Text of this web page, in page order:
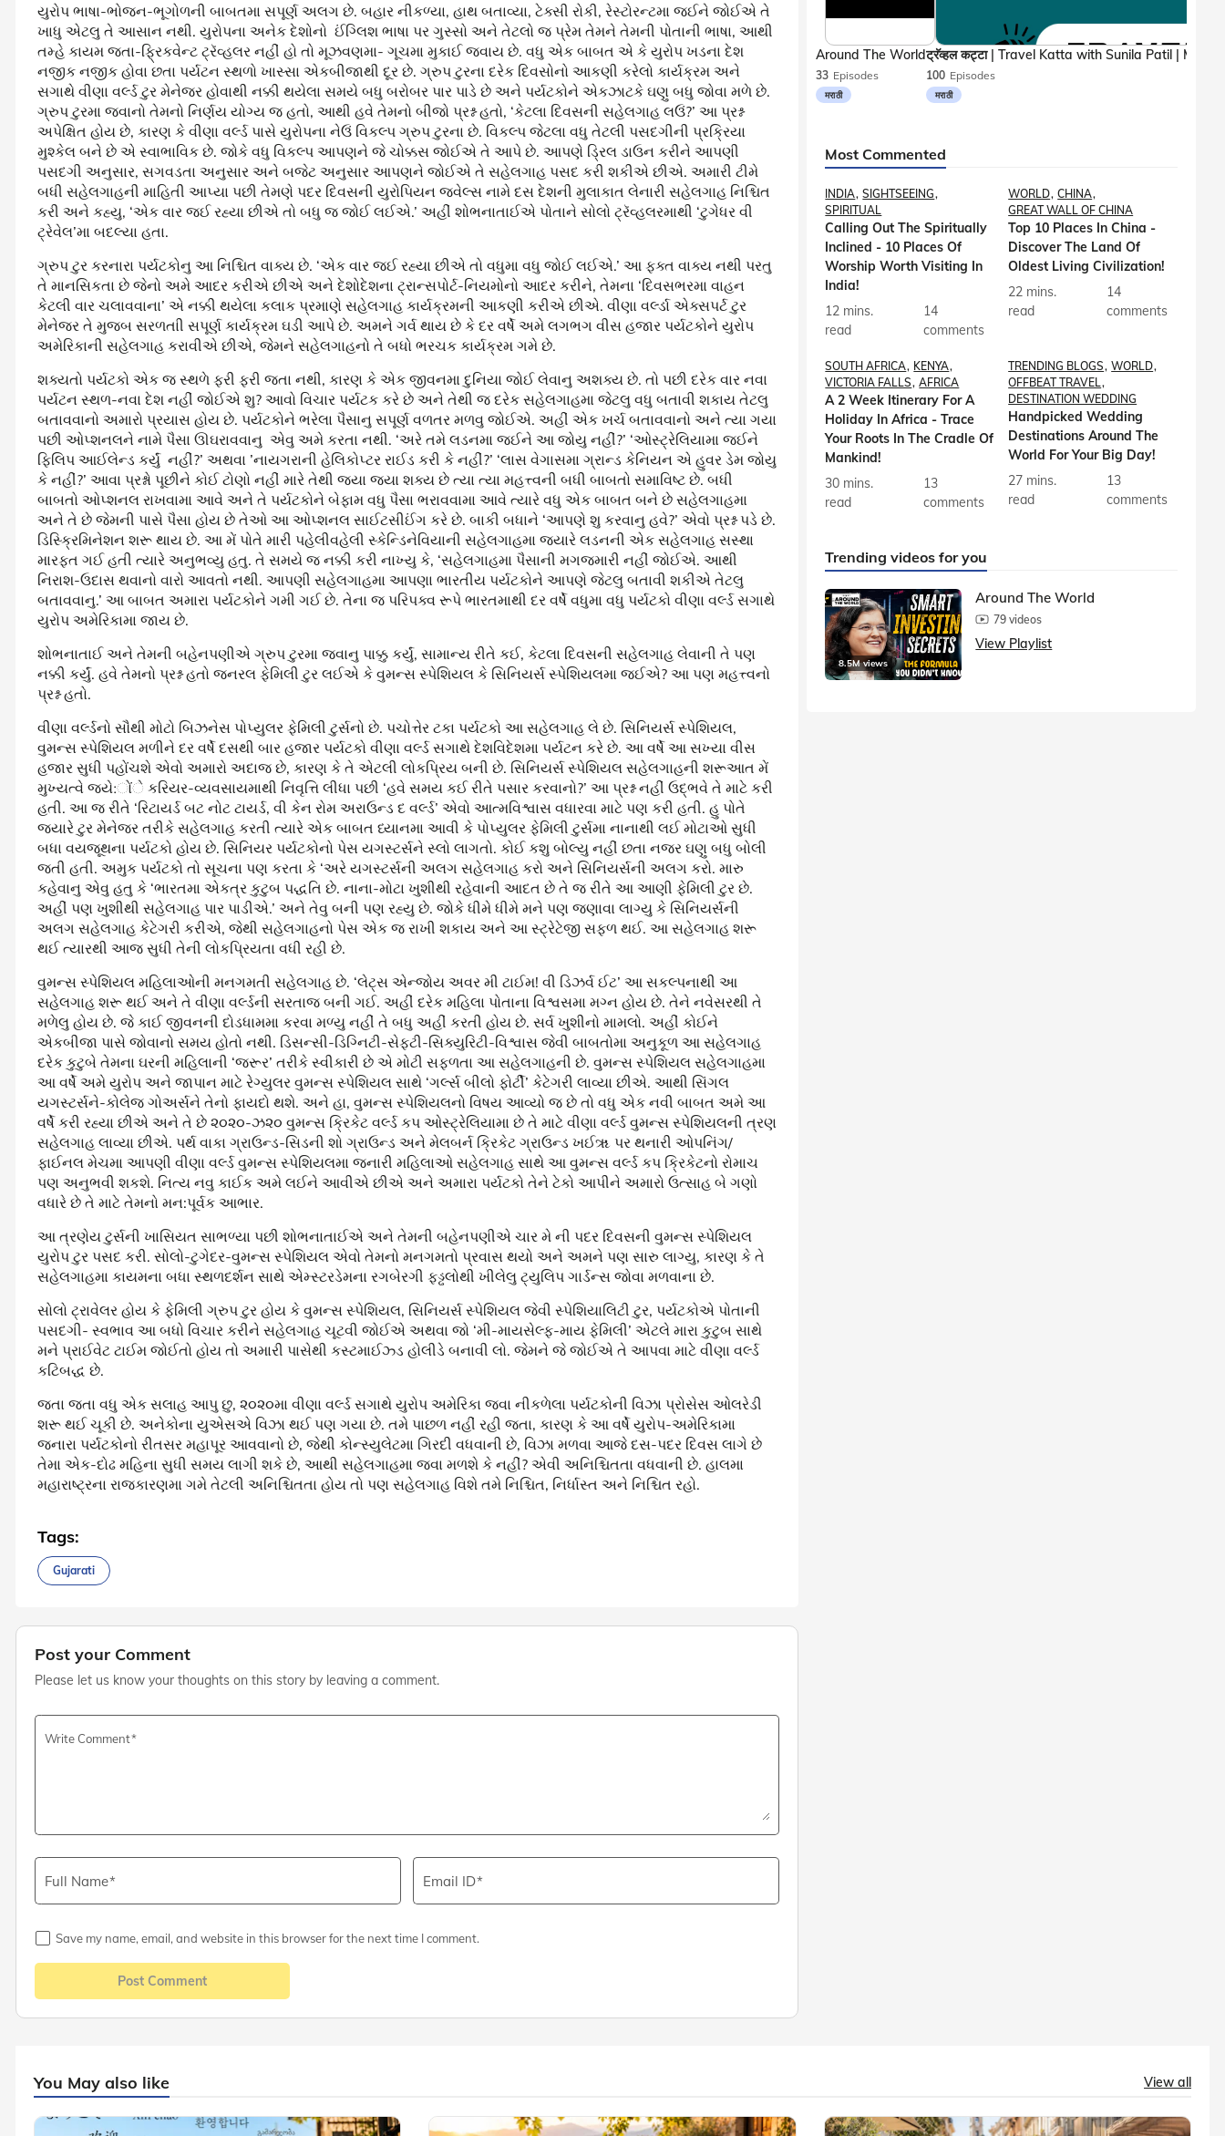
યુરોપ ભાષા-ભોજન-ભૂગોળની બાબતમા સપૂર્ણ અલગ છે. બહાર નીકળ્યા, હાથ બતાવ્યા, ટેક્સી રોકી, રેસ્ટોરન્ટમા જઈને જોઈએ તે
ખાધુ એટલુ તે આસાન નથી. યુરોપના અનેક દેશોનો ઈંગ્લિશ ભાષા પર ગુસ્સો અને તેટલો જ પ્રેમ તેમને તેમની પોતાની ભાષા, આથી
તમ્હે કાયમ જતા-ફ્રિકવેન્ટ ટ્રૅવ્હલર નહીં હો તો મૂઝવણમા- ગૂચમા મુકાઈ જવાય છે. વધુ એક બાબત એ કે યુરોપ ખડના દેશ
નજીક નજીક હોવા છતા પર્યટન સ્થળો ખાસ્સા એકબીજાથી દૂર છે. ગ્રુપ ટુરના દરેક દિવસોનો આકણી કરેલો કાર્યક્રમ અને
સગાથે વીણા વર્લ્ડ ટુર મેનેજર હોવાથી નક્કી થયેલા સમયે બધુ બરોબર પાર પાડે છે અને પર્યટકોને એકઝાટકે ઘણુ બધુ જોવા મળે છે.
ગ્રુપ ટુરમા જવાનો તેમનો નિર્ણય યોગ્ય જ હતો, આથી હવે તેમનો બીજો પ્રશ્ન હતો, ‘કેટલા દિવસની સહેલગાહ લઉં?’ આ પ્રશ્ન
અપેક્ષિત હોય છે, કારણ કે વીણા વર્લ્ડ પાસે યુરોપના નેઉં વિકલ્પ ગ્રુપ ટુરના છે. વિકલ્પ જેટલા વધુ તેટલી પસદગીની પ્રક્રિયા
મુશ્કેલ બને છે એ સ્વાભાવિક છે. જોકે વધુ વિકલ્પ આપણને જે ચોક્કસ જોઈએ તે આપે છે. આપણે ડ્રિલ ડાઉન કરીને આપણી
પસદગી અનુસાર, સગવડતા અનુસાર અને બજેટ અનુસાર આપણને જોઈએ તે સહેલગાહ પસદ કરી શકીએ છીએ. અમારી ટીમે
બધી સહેલગાહની માહિતી આપ્યા પછી તેમણે પદર દિવસની યુરોપિયન જ્વેલ્સ નામે દસ દેશની મુલાકાત લેનારી સહેલગાહ નિશ્ચિત
કરી અને કહ્યુ, ‘એક વાર જઈ રહ્યા છીએ તો બધુ જ જોઈ લઈએ.’ અહીં શોભનાતાઈએ પોતાને સોલો ટ્રૅવ્હલરમાથી ‘ટુગેધર વી
ટ્રેવેલ’મા બદલ્યા હતા.
ગ્રુપ ટુર કરનારા પર્યટકોનુ આ નિશ્ચિત વાક્ય છે. ‘એક વાર જઈ રહ્યા છીએ તો વધુમા વધુ જોઈ લઈએ.’ આ ફક્ત વાક્ય નથી પરતુ
તે માનસિકતા છે જેનો અમે આદર કરીએ છીએ અને દેશોદેશના ટ્રાન્સપોર્ટ-નિયમોનો આદર કરીને, તેમના ‘દિવસભરમા વાહન
કેટલી વાર ચલાવવાના’ એ નક્કી થયેલા કલાક પ્રમાણે સહેલગાહ કાર્યક્રમની આકણી કરીએ છીએ. વીણા વર્લ્ડા એક્સપર્ટ ટુર
મેનેજર તે મુજબ સરળતાી સપૂર્ણ કાર્યક્રમ ઘડી આપે છે. અમને ગર્વ થાય છે કે દર વર્ષે અમે લગભગ વીસ હજાર પર્યટકોને યુરોપ
અમેરિકાની સહેલગાહ કરાવીએ છીએ, જેમને સહેલગાહનો તે બધો ભરચક કાર્યક્રમ ગમે છે.
શક્યતો પર્યટકો એક જ સ્થળે ફરી ફરી જતા નથી, કારણ કે એક જીવનમા દુનિયા જોઈ લેવાનુ અશક્ય છે. તો પછી દરેક વાર નવા
પર્યટન સ્થળ-નવા દેશ નહીં જોઈએ શુ? આવો વિચાર પર્યટક કરે છે અને તેથી જ દરેક સહેલગાહમા જેટલુ વધુ બતાવી શકાય તેટલુ
બતાવવાનો અમારો પ્રયાસ હોય છે. પર્યટકોને ભરેલા પૈસાનુ સપૂર્ણ વળતર મળવુ જોઈએ. અહીં એક ખર્ચ બતાવવાનો અને ત્યા ગયા
પછી ઓપ્શનલને નામે પૈસા ઊઘરાવવાનુ એવુ અમે કરતા નથી. ‘અરે તમે લડનમા જઈને આ જોયુ નહીં?’ ‘ઓસ્ટ્રેલિયામા જઈને
ફિલિપ આઈલેન્ડ કર્યું નહીં?’ અથવા ’નાયગરાની હેલિકોપ્ટર રાઈડ કરી કે નહીં?’ ‘લાસ વેગાસમા ગ્રાન્ડ કેનિયન એ હુવર ડેમ જોયુ
કે નહીં?’ આવા પ્રશ્નો પૂછીને કોઈ ટોણો નહીં મારે તેથી જ્યા જ્યા શક્ય છે ત્યા ત્યા મહત્ત્વની બધી બાબતો સમાવિષ્ટ છે. બધી
બાબતો ઓપ્શનલ રાખવામા આવે અને તે પર્યટકોને બેફામ વધુ પૈસા ભરાવવામા આવે ત્યારે વધુ એક બાબત બને છે સહેલગાહમા
અને તે છે જેમની પાસે પૈસા હોય છે તેઓ આ ઓપ્શનલ સાઈટસીઈંગ કરે છે. બાકી બધાને ‘આપણે શુ કરવાનુ હવે?’ એવો પ્રશ્ન પડે છે.
ડિસ્ક્રિમિનેશન શરૂ થાય છે. આ મેં પોતે મારી પહેલીવહેલી સ્કેન્ડિનેવિયાની સહેલગાહમા જ્યારે લડનની એક સહેલગાહ સસ્થા
મારફત ગઈ હતી ત્યારે અનુભવ્યુ હતુ. તે સમયે જ નક્કી કરી નાખ્યુ કે, ‘સહેલગાહમા પૈસાની મગજમારી નહીં જોઈએ. આથી
નિરાશ-ઉદાસ થવાનો વારો આવતો નથી. આપણી સહેલગાહમા આપણા ભારતીય પર્યટકોને આપણે જેટલુ બતાવી શકીએ તેટલુ
બતાવવાનુ.’ આ બાબત અમારા પર્યટકોને ગમી ગઈ છે. તેના જ પરિપક્વ રૂપે ભારતમાથી દર વર્ષે વધુમા વધુ પર્યટકો વીણા વર્લ્ડ સગાથે
યુરોપ અમેરિકામા જાય છે.
શોભનાતાઈ અને તેમની બહેનપણીએ ગ્રુપ ટુરમા જવાનુ પાક્કુ કર્યું, સામાન્ય રીતે કઈ, કેટલા દિવસની સહેલગાહ લેવાની તે પણ
નક્કી કર્યું. હવે તેમનો પ્રશ્ન હતો જનરલ ફેમિલી ટુર લઈએ કે વુમન્સ સ્પેશિયલ કે સિનિયર્સ સ્પેશિયલમા જઈએ? આ પણ મહત્ત્વનો
પ્રશ્ન હતો.
વીણા વર્લ્ડનો સૌથી મોટો બિઝનેસ પોપ્યુલર ફેમિલી ટુર્સનો છે. પચોત્તેર ટકા પર્યટકો આ સહેલગાહ લે છે. સિનિયર્સ સ્પેશિયલ,
વુમન્સ સ્પેશિયલ મળીને દર વર્ષે દસથી બાર હજાર પર્યટકો વીણા વર્લ્ડ સગાથે દેશવિદેશમા પર્યટન કરે છે. આ વર્ષે આ સખ્યા વીસ
હજાર સુધી પહોંચશે એવો અમારો અદાજ છે, કારણ કે તે એટલી લોકપ્રિય બની છે. સિનિયર્સ સ્પેશિયલ સહેલગાહની શરૂઆત મેં
મુખ્યત્વે જ્યે:ોંે કરિયર-વ્યવસાયમાથી નિવૃત્તિ લીધા પછી ‘હવે સમય કઈ રીતે પસાર કરવાનો?’ આ પ્રશ્ન નહીં ઉદ્ભવે તે માટે કરી
હતી. આ જ રીતે ‘રિટાયર્ડ બટ નોટ ટાયર્ડ, વી કેન રોમ અરાઉન્ડ દ વર્લ્ડ’ એવો આત્મવિશ્વાસ વધારવા માટે પણ કરી હતી. હુ પોતે
જ્યારે ટુર મેનેજર તરીકે સહેલગાહ કરતી ત્યારે એક બાબત ધ્યાનમા આવી કે પોપ્યુલર ફેમિલી ટુર્સમા નાનાથી લઈ મોટાઓ સુધી
બધા વયજૂથના પર્યટકો હોય છે. સિનિયર પર્યટકોનો પેસ યગસ્ટર્સને સ્લો લાગતો. કોઈ કશુ બોલ્યુ નહીં છતા નજર ઘણુ બધુ બોલી
જતી હતી. અમુક પર્યટકો તો સૂચના પણ કરતા કે ‘અરે યગસ્ટર્સની અલગ સહેલગાહ કરો અને સિનિયર્સની અલગ કરો. મારુ
કહેવાનુ એવુ હતુ કે ‘ભારતમા એકત્ર કુટુબ પદ્ધતિ છે. નાના-મોટા ખુશીથી રહેવાની આદત છે તે જ રીતે આ આણી ફેમિલી ટુર છે.
અહીં પણ ખુશીથી સહેલગાહ પાર પાડીએ.’ અને તેવુ બની પણ રહ્યુ છે. જોકે ધીમે ધીમે મને પણ જણાવા લાગ્યુ કે સિનિયર્સની
અલગ સહેલગાહ કેટેગરી કરીએ, જેથી સહેલગાહનો પેસ એક જ રાખી શકાય અને આ સ્ટ્રેટેજી સફળ થઈ. આ સહેલગાહ શરૂ
થઈ ત્યારથી આજ સુધી તેની લોકપ્રિયતા વધી રહી છે.
વુમન્સ સ્પેશિયલ મહિલાઓની મનગમતી સહેલગાહ છે. ‘લેટ્સ એન્જોય અવર મી ટાઈમ! વી ડિઝર્વ ઈટ’ આ સકલ્પનાથી આ
સહેલગાહ શરૂ થઈ અને તે વીણા વર્લ્ડની સરતાજ બની ગઈ. અહીં દરેક મહિલા પોતાના વિશ્વસમા મગ્ન હોય છે. તેને નવેસરથી તે
મળેલુ હોય છે. જે કાઈ જીવનની દોડધામમા કરવા મળ્યુ નહીં તે બધુ અહીં કરતી હોય છે. સર્વ ખુશીનો મામલો. અહીં કોઈને
એકબીજા પાસે જોવાનો સમય હોતો નથી. ડિસન્સી-ડિગ્નિટી-સેફ્ટી-સિક્યુરિટી-વિશ્વાસ જેવી બાબતોમા અનુકૂળ આ સહેલગાહ
દરેક કુટુબે તેમના ઘરની મહિલાની ‘જરૂર’ તરીકે સ્વીકારી છે એ મોટી સફળતા આ સહેલગાહની છે. વુમન્સ સ્પેશિયલ સહેલગાહમા
આ વર્ષે અમે યુરોપ અને જાપાન માટે રેગ્યુલર વુમન્સ સ્પેશિયલ સાથે ‘ગર્લ્સ બીલો ફોર્ટી’ કેટેગરી લાવ્યા છીએ. આથી સિંગલ
યગસ્ટર્સને-કોલેજ ગોઅર્સને તેનો ફાયદો થશે. અને હા, વુમન્સ સ્પેશિયલનો વિષય આવ્યો જ છે તો વધુ એક નવી બાબત અમે આ
વર્ષે કરી રહ્યા છીએ અને તે છે ૨૦૨૦-ઝ૨૦ વુમન્સ ક્રિકેટ વર્લ્ડ કપ ઓસ્ટ્રેલિયામા છે તે માટે વીણા વર્લ્ડ વુમન્સ સ્પેશિયલની ત્રણ
સહેલગાહ લાવ્યા છીએ. પર્થ વાકા ગ્રાઉન્ડ-સિડની શો ગ્રાઉન્ડ અને મેલબર્ન ક્રિકેટ ગ્રાઉન્ડ ખઈૠ પર થનારી ઓપનિંગ/
ફાઈનલ મેચમા આપણી વીણા વર્લ્ડ વુમન્સ સ્પેશિયલમા જનારી મહિલાઓ સહેલગાહ સાથે આ વુમન્સ વર્લ્ડ કપ ક્રિકેટનો રોમાચ
પણ અનુભવી શકશે. નિત્ય નવુ કાઈક અમે લઈને આવીએ છીએ અને અમારા પર્યટકો તેને ટેકો આપીને અમારો ઉત્સાહ બે ગણો
વધારે છે તે માટે તેમનો મન:પૂર્વક આભાર.
આ ત્રણેય ટુર્સની ખાસિયત સાભળ્યા પછી શોભનાતાઈએ અને તેમની બહેનપણીએ ચાર મે ની પદર દિવસની વુમન્સ સ્પેશિયલ
યુરોપ ટુર પસદ કરી. સોલો-ટુગેદર-વુમન્સ સ્પેશિયલ એવો તેમનો મનગમતો પ્રવાસ થયો અને અમને પણ સારુ લાગ્યુ, કારણ કે તે
સહેલગાહમા કાયમના બધા સ્થળદર્શન સાથે એમ્સ્ટરડેમના રગબેરગી ફડ્ઢલોથી ખીલેલુ ટ્યુલિપ ગાર્ડન્સ જોવા મળવાના છે.
સોલો ટ્રાવેલર હોય કે ફેમિલી ગ્રુપ ટુર હોય કે વુમન્સ સ્પેશિયલ, સિનિયર્સ સ્પેશિયલ જેવી સ્પેશિયાલિટી ટુર, પર્યટકોએ પોતાની
પસદગી- સ્વભાવ આ બધો વિચાર કરીને સહેલગાહ ચૂટવી જોઈએ અથવા જો ‘મી-માયસેલ્ફ-માય ફેમિલી’ એટલે મારા કુટુબ સાથે
મને પ્રાઈવેટ ટાઈમ જોઈતો હોય તો અમારી પાસેથી કસ્ટમાઈઝ્ડ હોલીડે બનાવી લો. જેમને જે જોઈએ તે આપવા માટે વીણા વર્લ્ડ
કટિબદ્ધ છે.
જતા જતા વધુ એક સલાહ આપુ છુ, ૨૦૨૦મા વીણા વર્લ્ડ સગાથે યુરોપ અમેરિકા જવા નીકળેલા પર્યટકોની વિઝા પ્રોસેસ ઓલરેડી
શરૂ થઈ ચૂકી છે. અનેકોના યુએસએ વિઝા થઈ પણ ગયા છે. તમે પાછળ નહીં રહી જતા, કારણ કે આ વર્ષે યુરોપ-અમેરિકામા
જનારા પર્યટકોનો રીતસર મહાપૂર આવવાનો છે, જેથી કોન્સ્યુલેટમા ગિરદી વધવાની છે, વિઝા મળવા આજે દસ-પદર દિવસ લાગે છે
તેમા એક-દોઢ મહિના સુધી સમય લાગી શકે છે, આથી સહેલગાહમા જવા મળશે કે નહીં? એવી અનિશ્ચિતતા વધવાની છે. હાલમા
મહારાષ્ટ્રના રાજકારણમા ગમે તેટલી અનિશ્ચિતતા હોય તો પણ સહેલગાહ વિશે તમે નિશ્ચિત, નિર્ધાસ્ત અને નિશ્ચિત રહો.
Tags:
Gujarati
Post your Comment
Please let us know your thoughts on this story by leaving a comment.
Write Comment
Full Name Email ID
Save my name, email, and website in this browser for the next time I comment.
Post Comment
33 Episodes
मराठी
Around The World
100 Episodes
मराठी
Most Commented
INDIA SIGHTSEEING
SPIRITUAL
Calling Out The Spiritually
Inclined - 10 Places Of
Worship Worth Visiting In
India!
12 mins.
read
14
comments
WORLD CHINA
GREAT WALL OF CHINA
Top 10 Places In China -
Discover The Land Of
Oldest Living Civilization!
22 mins.
read
14
comments
SOUTH AFRICA KENYA
VICTORIA FALLS
AFRICA
A 2 Week Itinerary For A
Holiday In Africa - Trace
Your Roots In The Cradle Of
Mankind!
30 mins.
read
13
comments
TRENDING BLOGS
WORLD
OFFBEAT TRAVEL
DESTINATION WEDDING
Handpicked Wedding
Destinations Around The
World For Your Big Day!
27 mins.
read
13
comments
Trending videos for you
8.5M views
Around The World
79 videos
View Playlist
You May also like View all